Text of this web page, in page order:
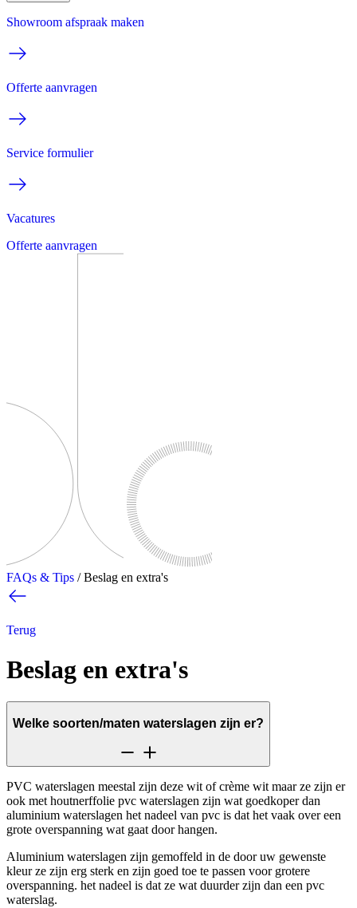
Showroom afspraak maken
Offerte aanvragen
Service formulier
Vacatures
Offerte aanvragen
FAQs & Tips / Beslag en extra's
Terug
Beslag en extra's
Welke soorten/maten waterslagen zijn er?
PVC waterslagen meestal zijn deze wit of crème wit maar ze zijn er
ook met houtnerffolie pvc waterslagen zijn wat goedkoper dan
aluminium waterslagen het nadeel van pvc is dat het vaak over een
grote overspanning wat gaat door hangen.
Aluminium waterslagen zijn gemoffeld in de door uw gewenste
kleur ze zijn erg sterk en zijn goed toe te passen voor grotere
overspanning. het nadeel is dat ze wat duurder zijn dan een pvc
waterslag.